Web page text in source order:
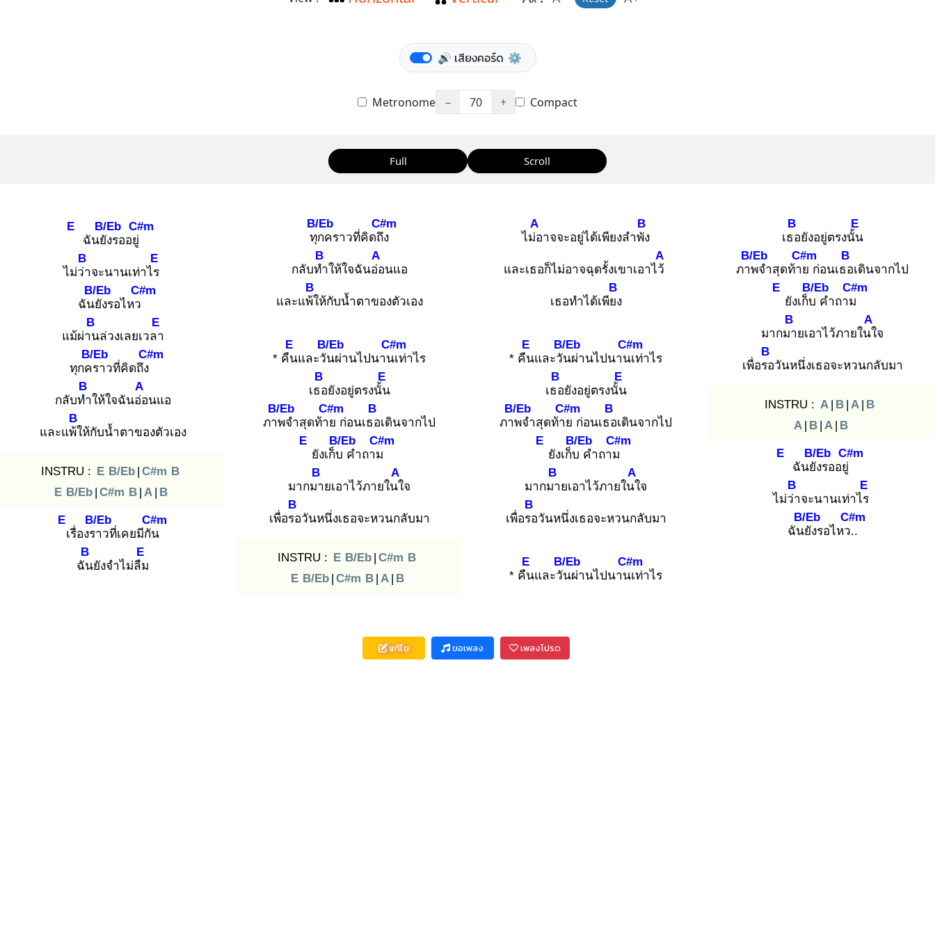
🔊 เสียงคอร์ด ⚙️
Metronome − 70 + Compact
Full Scroll
E
ฉันยัง
B/Eb
รออยู่
C#m
ไม่ว่า
B
จะนานเท่าไร
E
ฉันยั
B/Eb
งรอไหว
C#m
แม้ผ่าน
B
ล่วงเลยเวลา
E
ทุกคร
B/Eb
าวที่คิดถึง
C#m
กลับทำ
B
ให้ใจฉันอ่อ
A
นแอ
และแพ้ใ
B
ห้กับน้ำตาของตัวเอง
INSTRU : E B/Eb | C#m B
E B/Eb | C#m B | A | B
เ
E
รื่องรา
B/Eb
วที่เคยมีกัน
C#m
ฉัน
B
ยังจำไม่ลืม
E
ทุก
B/Eb
คราวที่คิดถึง
C#m
กลับทำ
B
ให้ใจฉันอ่อ
A
นแอ
และแพ้ใ
B
ห้กับน้ำตาของตัวเอง
* คืน
E
และวัน
B/Eb
ผ่านไปนานเ
C#m
ท่าไร
เธอ
B
ยังอยู่ตรงนั้น
E
ภาพ
B/Eb
จำสุดท้าย
C#m
ก่อนเธอ
B
เดินจากไป
E
ยังเก็บ
B/Eb
คำถาม
C#m
มากมา
B
ยเอาไว้ภายในใ
A
จ
เพื่อรอ
B
วันหนึ่งเธอจะหวนกลับมา
INSTRU : E B/Eb | C#m B
E B/Eb | C#m B | A | B
ไม่อ
A
าจจะอยู่ได้เพียงลำพัง
B
และเธอก็ไม่อาจฉุดรั้งเขาเอาไว้
A
เธอทำได้เพียง
B
* คืน
E
และวัน
B/Eb
ผ่านไปนานเ
C#m
ท่าไร
เธอ
B
ยังอยู่ตรงนั้น
E
ภาพ
B/Eb
จำสุดท้าย
C#m
ก่อนเธอ
B
เดินจากไป
E
ยังเก็บ
B/Eb
คำถาม
C#m
มากมา
B
ยเอาไว้ภายในใ
A
จ
เพื่อรอ
B
วันหนึ่งเธอจะหวนกลับมา
* คืน
E
และวัน
B/Eb
ผ่านไปนานเ
C#m
ท่าไร
เธอ
B
ยังอยู่ตรงนั้น
E
ภาพ
B/Eb
จำสุดท้าย
C#m
ก่อนเธอ
B
เดินจากไป
E
ยังเก็บ
B/Eb
คำถาม
C#m
มากมา
B
ยเอาไว้ภายในใ
A
จ
เพื่อรอ
B
วันหนึ่งเธอจะหวนกลับมา
INSTRU : A | B | A | B
A | B | A | B
E
ฉันยัง
B/Eb
รออยู่
C#m
ไม่ว่า
B
จะนานเท่าไร
E
ฉันยั
B/Eb
งรอไหว..
C#m
แก้ไข ขอเพลง เพลงโปรด